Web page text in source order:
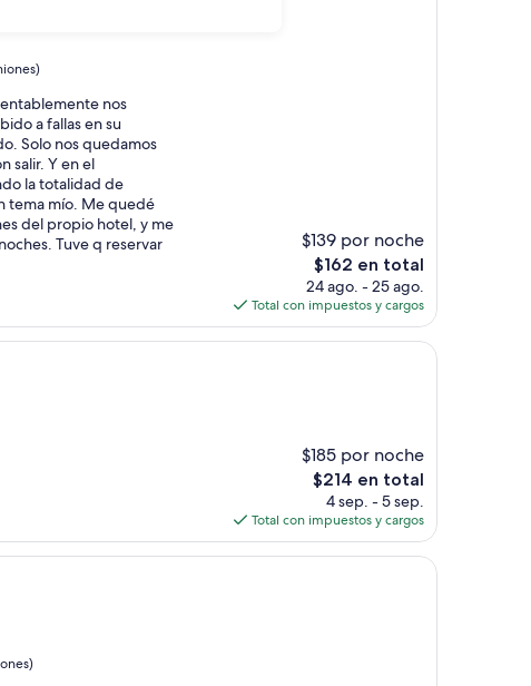
nos
a fallas en su
Solo nos quedamos
salir. Y en el
la totalidad de
tema mío. Me quedé
del propio hotel, y me
Tuve q reservar
$139 por noche
El
precio
actual
es
de
$162 en total
24 ago. - 25 ago.
Total con impuestos y cargos
$185 por noche
El
precio
actual
es
de
$214 en total
4 sep. - 5 sep.
Total con impuestos y cargos